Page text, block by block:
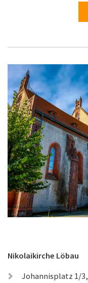
Nikolaikirche Löbau
Johannisplatz 1/3,